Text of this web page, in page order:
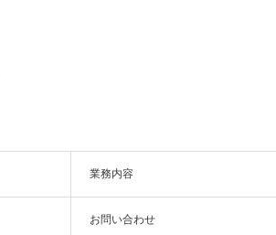
業務内容
お問い合わせ